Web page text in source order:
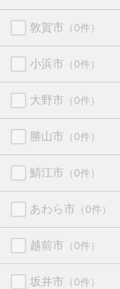
敦賀市 （0件）
小浜市 （0件）
大野市 （0件）
勝山市 （0件）
鯖江市 （0件）
あわら市 （0件）
越前市 （0件）
坂井市 （0件）